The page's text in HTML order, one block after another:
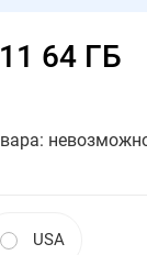
64 ГБ
USA